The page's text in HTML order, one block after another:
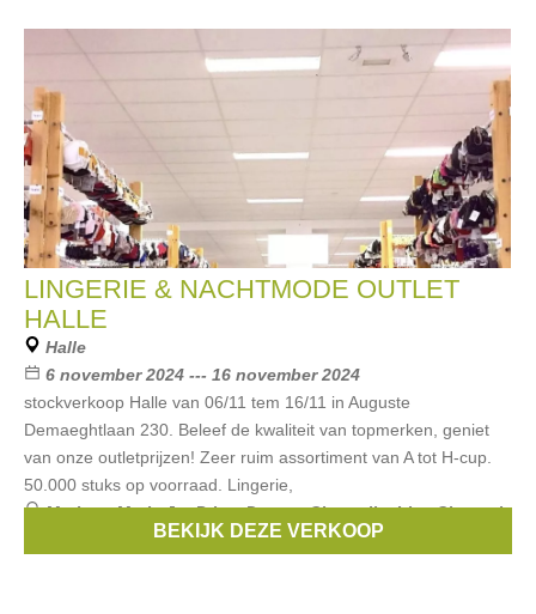
LINGERIE & NACHTMODE OUTLET
HALLE
Halle
6 november 2024 --- 16 november 2024
stockverkoop Halle van 06/11 tem 16/11 in Auguste
Demaeghtlaan 230. Beleef de kwaliteit van topmerken, geniet
van onze outletprijzen! Zeer ruim assortiment van A tot H-cup.
50.000 stuks op voorraad. Lingerie,
Merken:Marie Jo,Prima Donna,Chantelle,Lise Charmel,
BEKIJK DEZE VERKOOP